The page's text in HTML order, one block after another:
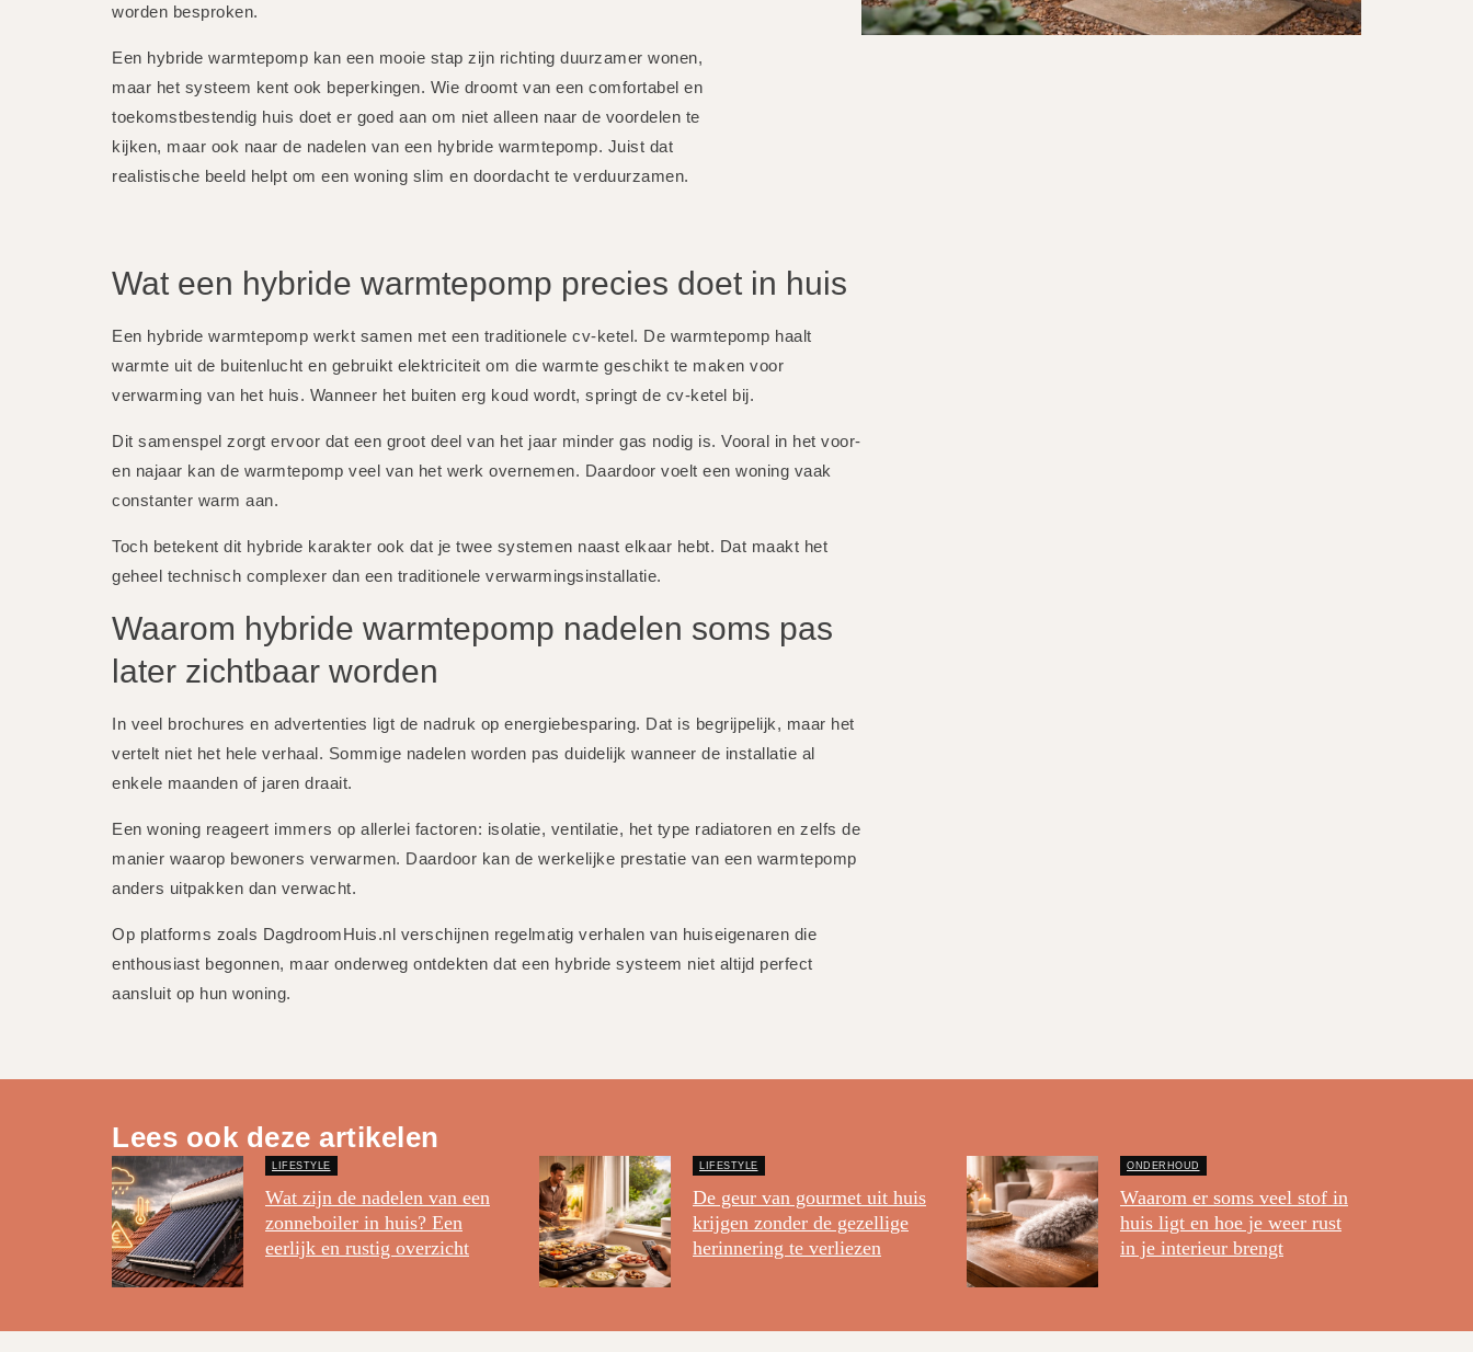
worden besproken.
Een hybride warmtepomp kan een mooie stap zijn richting duurzamer wonen,
maar het systeem kent ook beperkingen. Wie droomt van een comfortabel en
toekomstbestendig huis doet er goed aan om niet alleen naar de voordelen te
kijken, maar ook naar de nadelen van een hybride warmtepomp. Juist dat
realistische beeld helpt om een woning slim en doordacht te verduurzamen.
Wat een hybride warmtepomp precies doet in huis
Een hybride warmtepomp werkt samen met een traditionele cv-ketel. De warmtepomp haalt
warmte uit de buitenlucht en gebruikt elektriciteit om die warmte geschikt te maken voor
verwarming van het huis. Wanneer het buiten erg koud wordt, springt de cv-ketel bij.
Dit samenspel zorgt ervoor dat een groot deel van het jaar minder gas nodig is. Vooral in het voor-
en najaar kan de warmtepomp veel van het werk overnemen. Daardoor voelt een woning vaak
constanter warm aan.
Toch betekent dit hybride karakter ook dat je twee systemen naast elkaar hebt. Dat maakt het
geheel technisch complexer dan een traditionele verwarmingsinstallatie.
Waarom hybride warmtepomp nadelen soms pas
later zichtbaar worden
In veel brochures en advertenties ligt de nadruk op energiebesparing. Dat is begrijpelijk, maar het
vertelt niet het hele verhaal. Sommige nadelen worden pas duidelijk wanneer de installatie al
enkele maanden of jaren draait.
Een woning reageert immers op allerlei factoren: isolatie, ventilatie, het type radiatoren en zelfs de
manier waarop bewoners verwarmen. Daardoor kan de werkelijke prestatie van een warmtepomp
anders uitpakken dan verwacht.
Op platforms zoals DagdroomHuis.nl verschijnen regelmatig verhalen van huiseigenaren die
enthousiast begonnen, maar onderweg ontdekten dat een hybride systeem niet altijd perfect
aansluit op hun woning.
Lees ook deze artikelen
LIFESTYLE
Wat zijn de nadelen van een
zonneboiler in huis? Een
eerlijk en rustig overzicht
LIFESTYLE
De geur van gourmet uit huis
krijgen zonder de gezellige
herinnering te verliezen
ONDERHOUD
Waarom er soms veel stof in
huis ligt en hoe je weer rust
in je interieur brengt